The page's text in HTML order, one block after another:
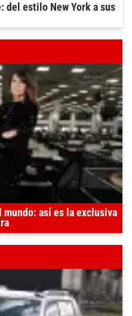
del estilo New York a sus
así es la exclusiva